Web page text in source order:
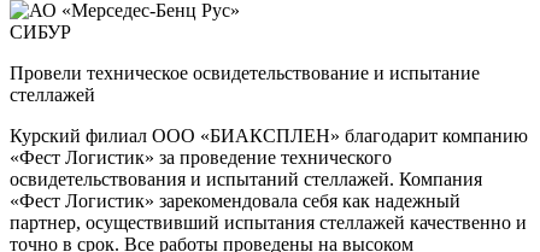
СИБУР
Провели техническое освидетельствование и испытание
стеллажей
Курский филиал ООО «БИАКСПЛЕН» благодарит компанию
«Фест Логистик» за проведение технического
освидетельствования и испытаний стеллажей. Компания
«Фест Логистик» зарекомендовала себя как надежный
партнер, осуществивший испытания стеллажей качественно и
точно в срок. Все работы проведены на высоком